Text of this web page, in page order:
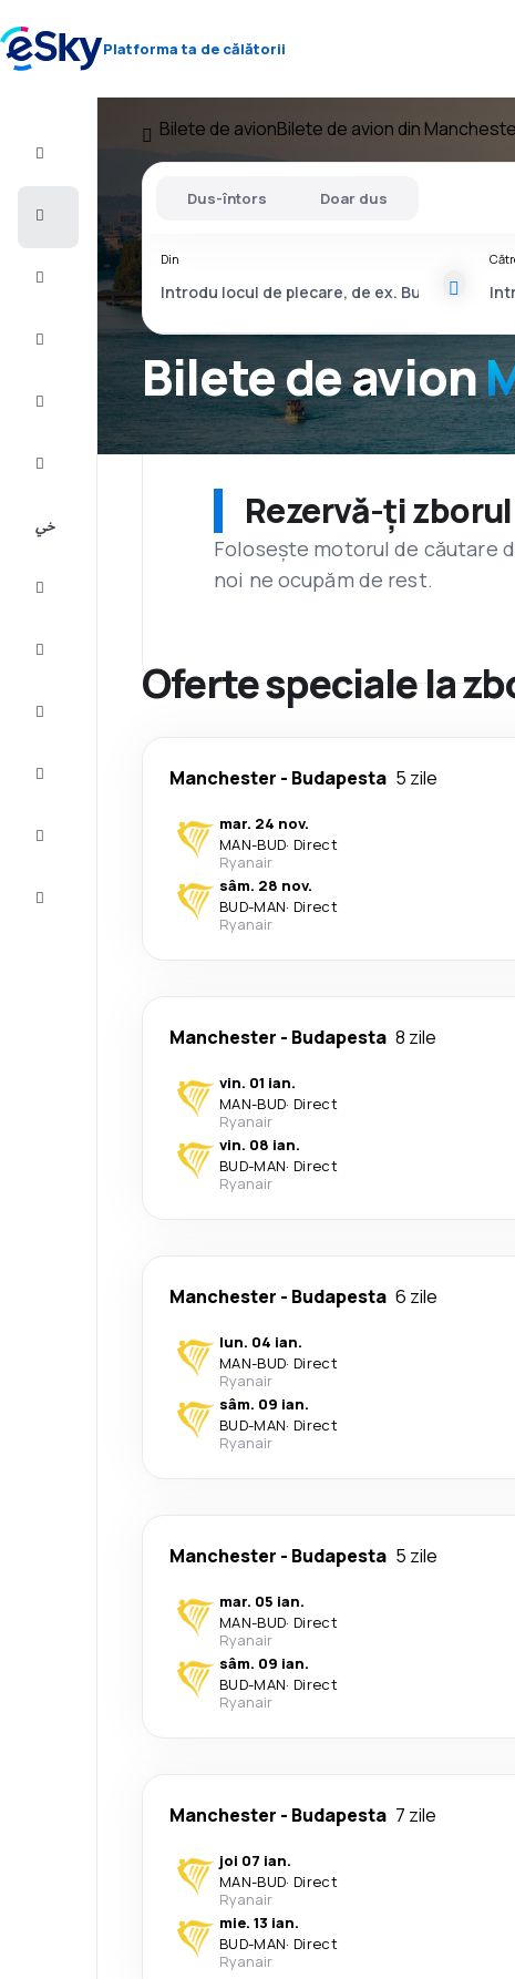
Platforma ta de călătorii
Vacanţe
Bilete de avionBilete de avion din
Bilete de avion
Dus-întors Doar dus
Din
Rezervă-ți
Folosește motorul de căutare
noi ne ocupăm de rest.
Oferte speciale la
Manchester - Budapesta 5 zile
mar. 24 nov.
MAN-BUD· Direct
Ryanair
sâm. 28 nov.
BUD-MAN· Direct
Ryanair
Manchester - Budapesta 8 zile
vin. 01 ian.
MAN-BUD· Direct
Ryanair
vin. 08 ian.
BUD-MAN· Direct
Ryanair
Manchester - Budapesta 6 zile
lun. 04 ian.
MAN-BUD· Direct
Ryanair
sâm. 09 ian.
BUD-MAN· Direct
Ryanair
Manchester - Budapesta 5 zile
mar. 05 ian.
MAN-BUD· Direct
Ryanair
sâm. 09 ian.
BUD-MAN· Direct
Ryanair
Manchester - Budapesta 7 zile
joi 07 ian.
MAN-BUD· Direct
Ryanair
mie. 13 ian.
BUD-MAN· Direct
Ryanair